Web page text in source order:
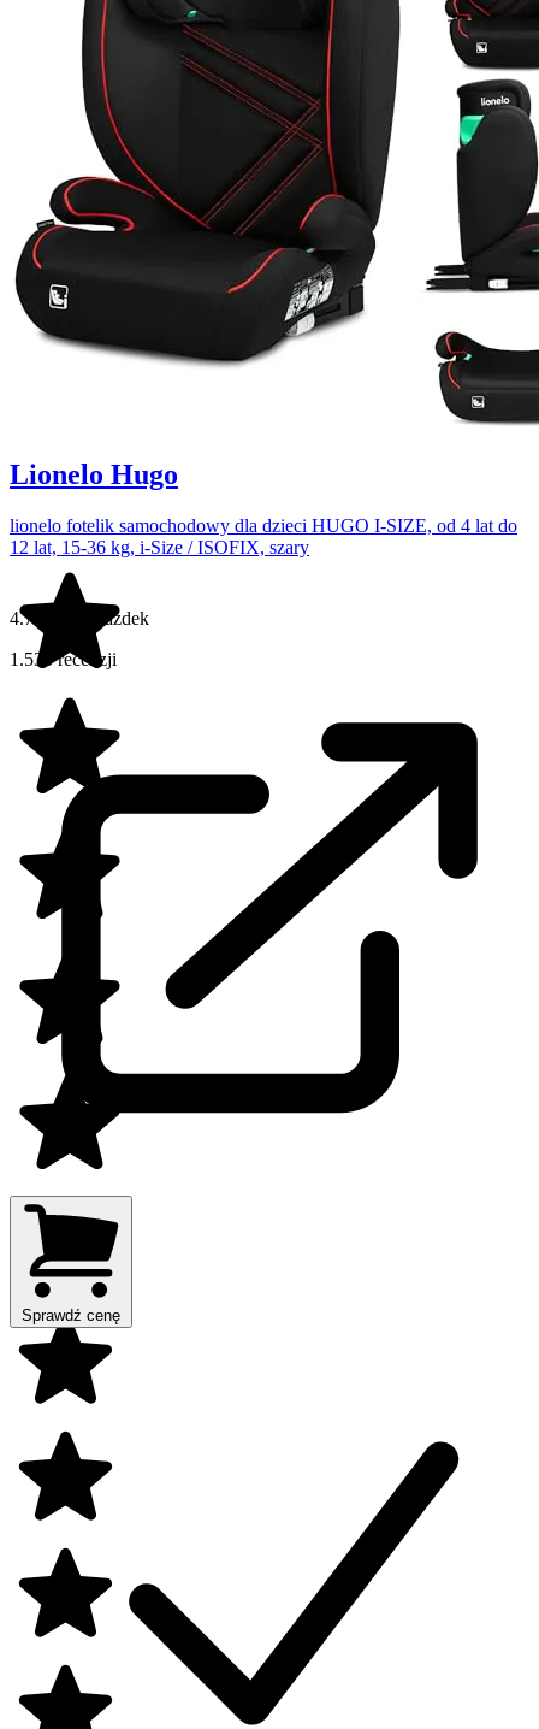
Lionelo Hugo
lionelo fotelik samochodowy dla dzieci HUGO I-SIZE, od 4 lat do
12 lat, 15-36 kg, i-Size / ISOFIX, szary
4.7 na 5 gwiazdek
1.535 recenzji
Sprawdź cenę